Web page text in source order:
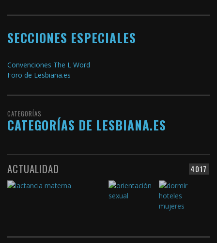
SECCIONES ESPECIALES
Convenciones The L Word
Foro de Lesbiana.es
CATEGORÍAS
CATEGORÍAS DE LESBIANA.ES
4017
ACTUALIDAD